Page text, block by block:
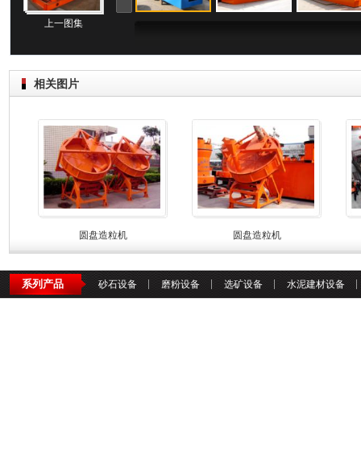
上一图集
相关图片
圆盘造粒机 圆盘造粒机
系列产品 砂石设备 磨粉设备 选矿设备 水泥建材设备